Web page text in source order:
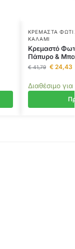
ΚΡΕΜΑΣΤΆ
ΚΑΛΆΜΙ
Κρεμαστό
Πάπυρο &
€41,79 €24,43
Διαθέσιμο